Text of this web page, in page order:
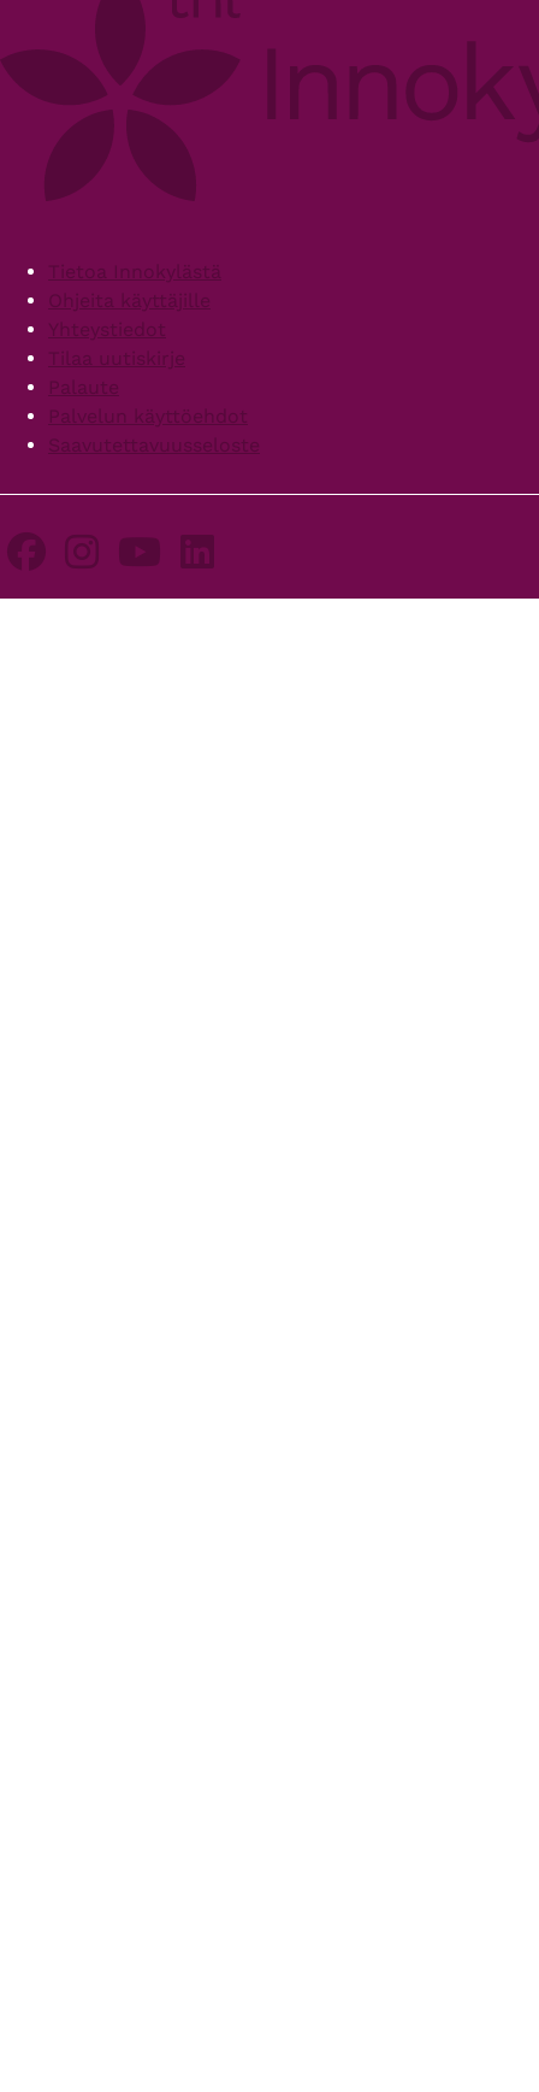
FooterTietoa Innokylästä
Ohjeita käyttäjille
Yhteystiedot
Tilaa uutiskirje
Palaute
Palvelun käyttöehdot
Saavutettavuusseloste